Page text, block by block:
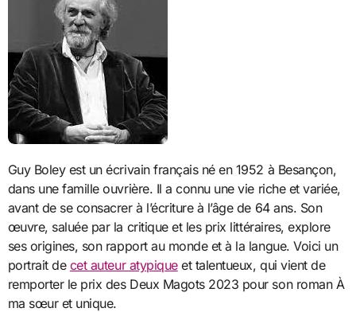
Guy Boley est un écrivain français né en 1952 à Besançon,
dans une famille ouvrière. Il a connu une vie riche et variée,
avant de se consacrer à l’écriture à l’âge de 64 ans. Son
œuvre, saluée par la critique et les prix littéraires, explore
ses origines, son rapport au monde et à la langue. Voici un
portrait de cet auteur atypiqueet talentueux, qui vient de
remporter le prix des Deux Magots 2023 pour son roman À
ma sœur et unique.